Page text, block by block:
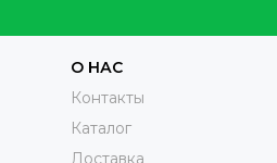
с изнаночной стороны
О НАС
Контакты
Каталог
Доставка